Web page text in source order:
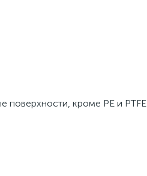
поверхности, кроме РЕ и PTFE